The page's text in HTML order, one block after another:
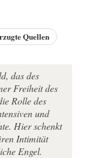
Quellen
das des
Freiheit des
Rolle des
und
Hier schenkt
Intimität
Engel.